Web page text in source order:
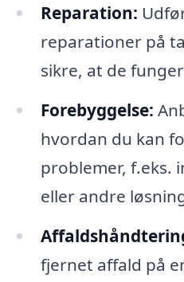
Reparation:
reparationer på
sikre, at de
Forebyggelse:
hvordan du kan
problemer, f.eks.
eller andre
fjernet affald på